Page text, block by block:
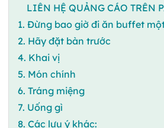
LIÊN HỆ QUẢNG CÁO TRÊN
1. Đừng bao giờ đi ăn buffet
2. Hãy đặt bàn trước
4. Khai vị
5. Món chính
6. Tráng miệng
7. Uống gì
8. Các lưu ý khác: